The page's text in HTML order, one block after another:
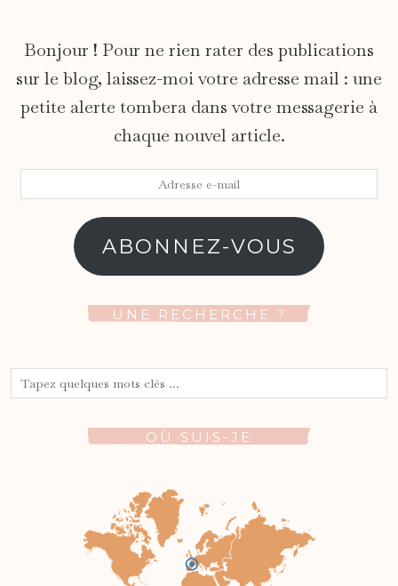
Bonjour ! Pour ne rien rater des publications
sur le blog, laissez-moi votre adresse mail : une
petite alerte tombera dans votre messagerie à
chaque nouvel article.
ABONNEZ-VOUS
UNE RECHERCHE ?
OÙ SUIS-JE